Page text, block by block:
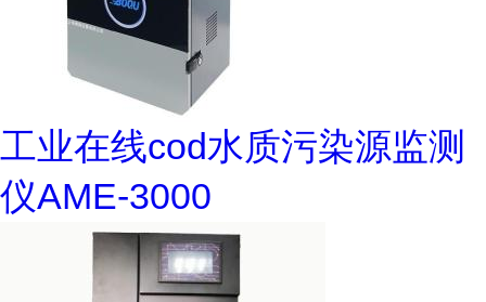
工业在线cod水质污染源监测
仪AME-3000